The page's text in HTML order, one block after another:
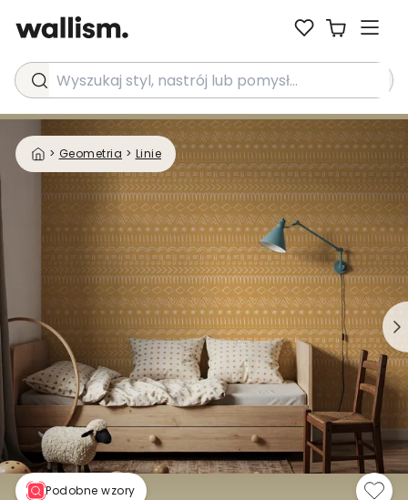
Wyszukaj styl, nastrój lub pomysł...
> Geometria > Linie
Podobne wzory